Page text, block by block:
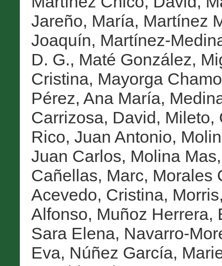
Jareño, María, Martínez
Joaquín, Martínez-
D. G., Maté González,
Cristina, Mayorga
Pérez, Ana María,
Carrizosa, David, Mileto,
Rico, Juan Antonio,
Juan Carlos, Molina
Cañellas, Marc, Morales
Acevedo, Cristina,
Alfonso, Muñoz Herrera,
Sara Elena, Navarro-
Eva, Núñez García,